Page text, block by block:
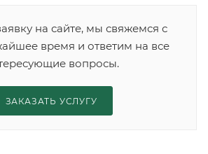
на сайте, мы свяжемся с
время и ответим на все
вопросы.
ЗАКАЗАТЬ УСЛУГУ